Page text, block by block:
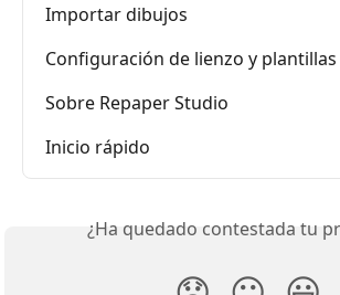
Importar dibujos
Configuración de lienzo y
Sobre Repaper Studio
Inicio rápido
¿Ha quedado contestada tu